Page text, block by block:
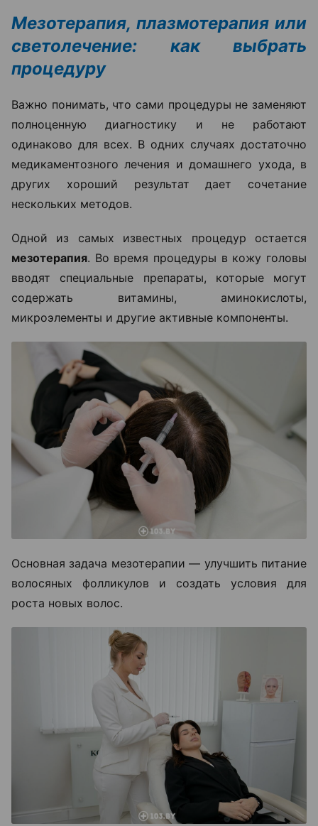
Мезотерапия, плазмотерапия или
светолечение: как выбрать
процедуру
Важно понимать, что сами процедуры не заменяют
полноценную диагностику и не работают
одинаково для всех. В одних случаях достаточно
медикаментозного лечения и домашнего ухода, в
других хороший результат дает сочетание
нескольких методов.
Одной из самых известных процедур остается
мезотерапия. Во время процедуры в кожу головы
вводят специальные препараты, которые могут
содержать витамины, аминокислоты,
микроэлементы и другие активные компоненты.
Основная задача мезотерапии — улучшить питание
волосяных фолликулов и создать условия для
роста новых волос.